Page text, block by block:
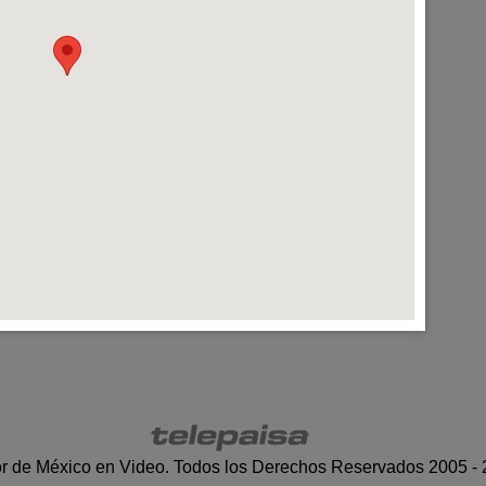
de México en Video. Todos los Derechos Reservados 2005 -